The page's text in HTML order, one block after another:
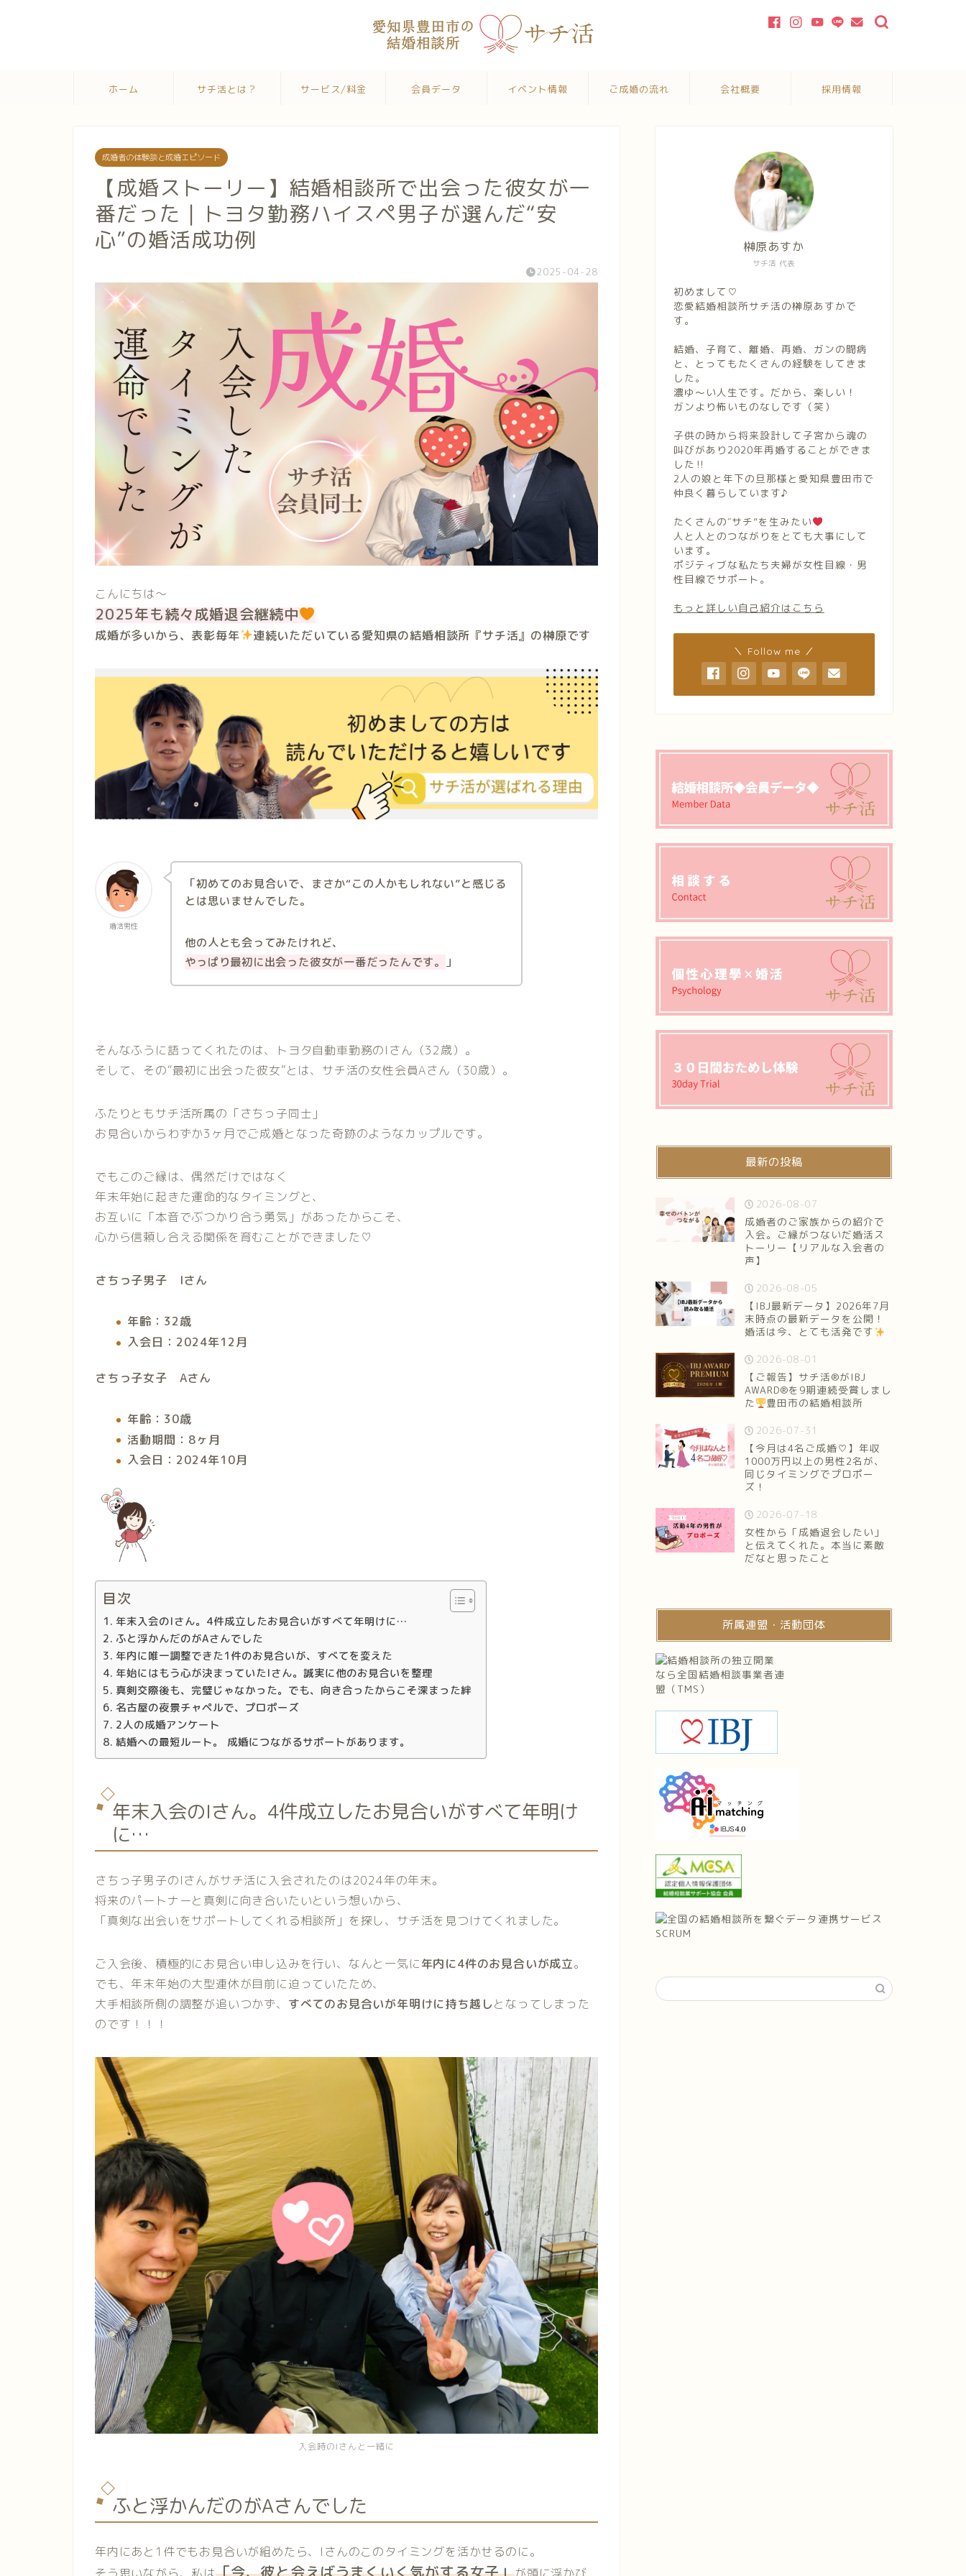
ホーム サチ活とは？ サービス/料金 会員データ イベント情報 ご成婚の流れ 会社概要 採用情報
成婚者の体験談と成婚エピソード
【成婚ストーリー】結婚相談所で出会った彼女が一
番だった｜トヨタ勤務ハイスペ男子が選んだ“安
心”の婚活成功例
2025-04-28
こんにちは〜
2025年も続々成婚退会継続中
成婚が多いから、表彰毎年 連続いただいている愛知県の結婚相談所『サチ活』の榊原です
婚活男性
「初めてのお見合いで、 まさか“この人かもしれない”と感じる
とは思いませんでした。
他の人とも会ってみたけれど、
やっぱり最初に出会った彼女が一番だったんです。
」
そんなふうに語ってくれたのは、トヨタ自動車勤務のIさん（32歳）。
そして、その“最初に出会った彼女”とは、サチ活の女性会員Aさん（30歳）。
ふたりともサチ活所属の「さちっ子同士」
お見合いからわずか3ヶ月でご成婚となった奇跡のようなカップルです。
でもこのご縁は、偶然だけではなく
年末年始に起きた運命的なタイミングと、
お互いに「本音でぶつかり合う勇気」があったからこそ、
心から信頼し合える関係を育むことができました♡
さちっ子男子 Iさん
年齢：32歳
入会日：2024年12月
さちっ子女子 Aさん
年齢：30歳
活動期間：8ヶ月
入会日：2024年10月
目次
年末入会のIさん。4件成立したお見合いがすべて年明けに…
ふと浮かんだのがAさんでした
年内に唯一調整できた1件のお見合いが、すべてを変えた
年始にはもう心が決まっていたIさん。誠実に他のお見合いを整理
真剣交際後も、完璧じゃなかった。でも、向き合ったからこそ深まった絆
名古屋の夜景チャペルで、プロポーズ
2人の成婚アンケート
結婚への最短ルート。 成婚につながるサポートがあります。
年末入会のIさん。4件成立したお見合いがすべて年明け
に…
さちっ子男子のIさんがサチ活に入会されたのは2024年の年末。
将来のパートナーと真剣に向き合いたいという想いから、
「真剣な出会いをサポートしてくれる相談所」を探し、サチ活を見つけてくれました。
ご入会後、積極的にお見合い申し込みを行い、なんと一気に年内に4件のお見合いが成立。
でも、年末年始の大型連休が目前に迫っていたため、
大手相談所側の調整が追いつかず、 すべてのお見合いが年明けに持ち越しとなってしまった
のです！！！
入会時のIさんと一緒に
ふと浮かんだのがAさんでした
年内にあと1件でもお見合いが組めたら、Iさんのこのタイミングを活かせるのに。
「今、彼と会えばうまくいく気がする女子」
サチ活 代表
榊原あすか
初めまして♡
恋愛結婚相談所サチ活の榊原あすかで
す。
結婚、子育て、離婚、再婚、ガンの闘病
と、とってもたくさんの経験をしてきま
した。
濃ゆ〜い人生です。だから、楽しい！
ガンより怖いものなしです（笑）
子供の時から将来設計して子宮から魂の
叫びがあり2020年再婚することができま
した‼︎
2人の娘と年下の旦那様と愛知県豊田市で
仲良く暮らしています♪
たくさんの″サチ”を生みたい
人と人とのつながりをとても大事にして
います。
ポジティブな私たち夫婦が女性目線・男
性目線でサポート。
もっと詳しい自己紹介はこちら
＼ Follow me ／
最新の投稿
2026-08-07
成婚者のご家族からの紹介で
入会。ご縁がつないだ婚活ス
トーリー【リアルな入会者の
声】
2026-08-05
【IBJ最新データ】2026年7月
末時点の最新データを公開！
婚活は今、とても活発です
2026-08-01
【ご報告】サチ活®がIBJ
AWARD®を9期連続受賞しまし
た
豊田市の結婚相談所
2026-07-31
【今月は4名ご成婚♡】年収
1000万円以上の男性2名が、
同じタイミングでプロポー
ズ！
2026-07-18
女性から「成婚退会したい」
と伝えてくれた。本当に素敵
だなと思ったこと
所属連盟・活動団体